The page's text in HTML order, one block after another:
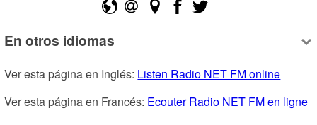
En otros idiomas
Ver esta página en Inglés: Listen Radio NET FM online
Ver esta página en Francés: Ecouter Radio NET FM en ligne